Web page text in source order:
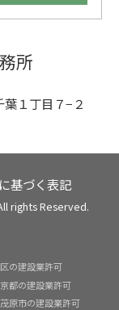
所
１丁目７−２
基づく表記
rights Reserved.
の建設業許可
都の建設業許可
茂原市の建設業許可